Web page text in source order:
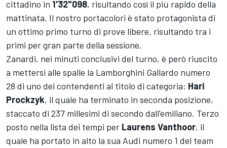
cittadino in 1'32"098, risultando così il più rapido della
mattinata. Il nostro portacolori è stato protagonista di
un ottimo primo turno di prove libere, risultando tra i
primi per gran parte della sessione.
Zanardi, nei minuti conclusivi del turno, è però riuscito
a mettersi alle spalle la Lamborghini Gallardo numero
28 di uno dei contendenti al titolo di categoria: Hari
Prockzyk, il quale ha terminato in seconda posizione,
staccato di 237 millesimi di secondo dall'emiliano. Terzo
posto nella lista dei tempi per Laurens Vanthoor, il
quale ha portato in alto la sua Audi numero 1 del team